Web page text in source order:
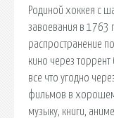
Родиной хоккея с
завоевания в 1763
распространение
кино через
все что угодно
фильмов в хорошем
музыку, книги,